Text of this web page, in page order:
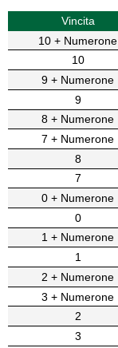
Vincita
10 + Numerone
10
9 + Numerone
9
8 + Numerone
7 + Numerone
8
7
0 + Numerone
0
1 + Numerone
1
2 + Numerone
3 + Numerone
2
3